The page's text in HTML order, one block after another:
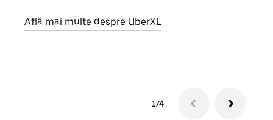
Află mai multe despre UberXL
1/4